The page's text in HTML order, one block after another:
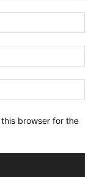
browser for the